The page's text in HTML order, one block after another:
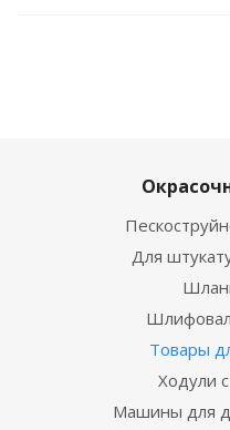
Для
Товары
Ходули
Машины для